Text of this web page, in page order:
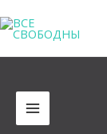
к
содержимому
MAIN